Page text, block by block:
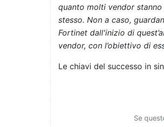
quanto molti vendor
stesso. Non a caso,
Fortinet dall'inizio di
vendor, con l’obiettivo di
Le chiavi del successo in
Se